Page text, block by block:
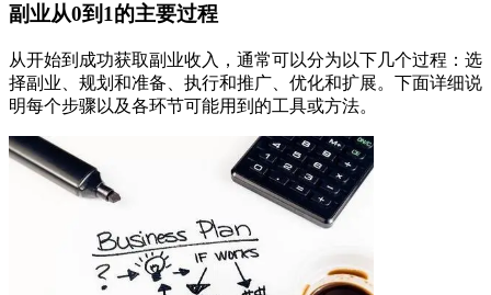
副业从0到1的主要过程
从开始到成功获取副业收入，通常可以分为以下几个过程：选
择副业、规划和准备、执行和推广、优化和扩展。下面详细说
明每个步骤以及各环节可能用到的工具或方法。